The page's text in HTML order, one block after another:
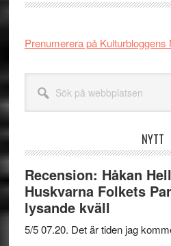
Prenumerera på Kulturbloggens
webbplatsen
NYTT
Recension: Håkan
Huskvarna Folkets
lysande kväll
5/5 07.20. Det är tiden jag